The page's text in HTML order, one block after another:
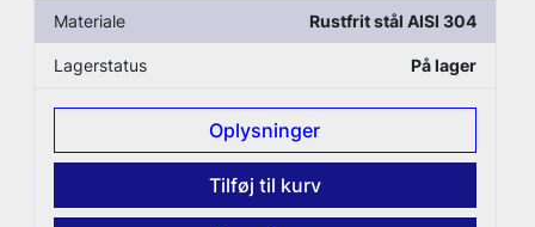
Materiale Rustfrit stål AISI 304
Lagerstatus På lager
Oplysninger
Tilføj til kurv